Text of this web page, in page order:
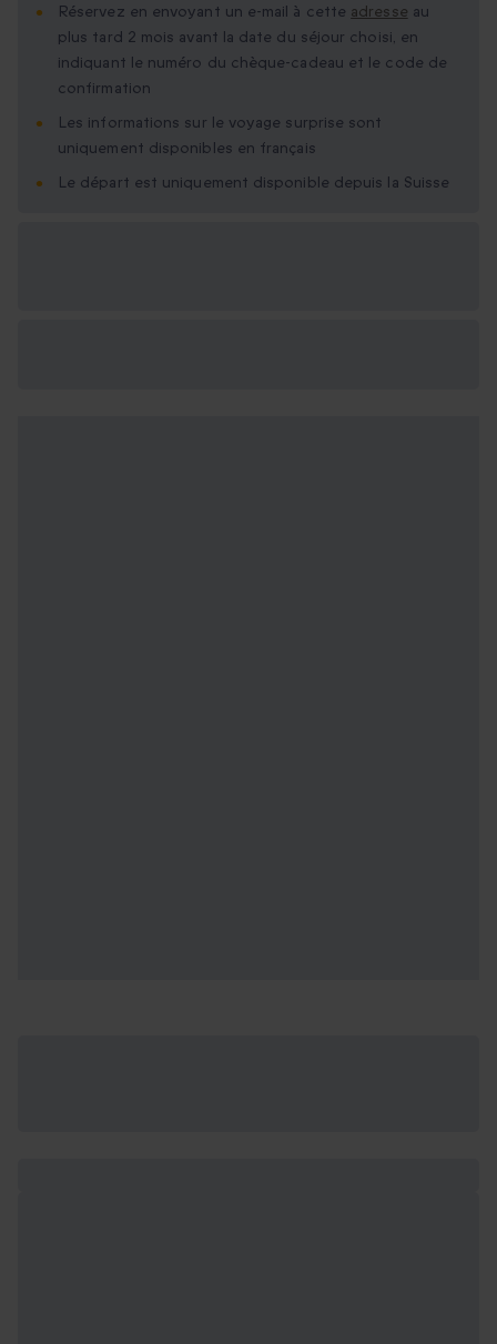
Réservez en envoyant un e-mail à cette adresse au
plus tard 2 mois avant la date du séjour choisi, en
indiquant le numéro du chèque-cadeau et le code de
confirmation
Les informations sur le voyage surprise sont
uniquement disponibles en français
Le départ est uniquement disponible depuis la Suisse